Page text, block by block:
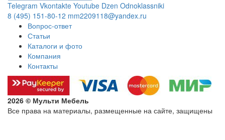
Telegram Vkontakte Youtube Dzen Odnoklassniki
8 (495) 151-80-12 mm2209118@yandex.ru
Вопрос-ответ
Статьи
Каталоги и фото
Компания
Контакты
2026 © Мульти Мебель
Все права на материалы, размещенные на сайте, защищены